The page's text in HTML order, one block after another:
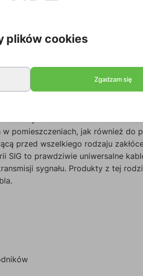
każdym końców mini Jackiem
pomieszczeniach, jak również do
przed wszelkiego rodzaju
to prawdziwie uniwersalne
sygnału. Produkty z tej
plików cookies
Zgadzam się